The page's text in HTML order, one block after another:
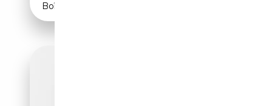
Boîte automatique